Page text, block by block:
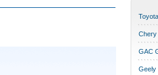
Chery
GAC
Geely